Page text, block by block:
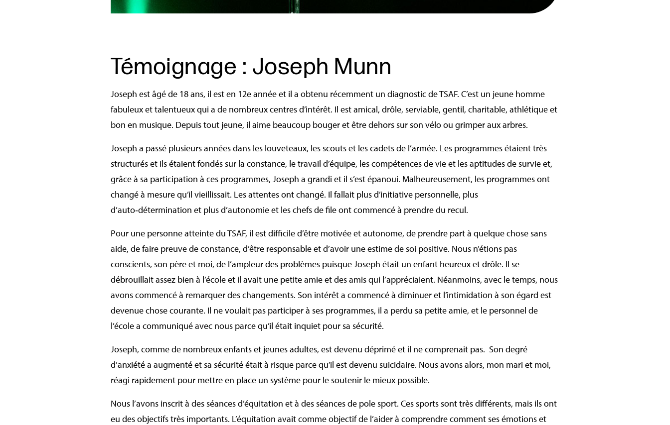
Témoignage : Joseph Munn
Joseph est âgé de 18 ans, il est en 12e année et il a obtenu récemment un diagnostic de TSAF. C’est un jeune homme
fabuleux et talentueux qui a de nombreux centres d’intérêt. Il est amical, drôle, serviable, gentil, charitable, athlétique et
bon en musique. Depuis tout jeune, il aime beaucoup bouger et être dehors sur son vélo ou grimper aux arbres.
Joseph a passé plusieurs années dans les louveteaux, les scouts et les cadets de l’armée. Les programmes étaient très
structurés et ils étaient fondés sur la constance, le travail d’équipe, les compétences de vie et les aptitudes de survie et,
grâce à sa participation à ces programmes, Joseph a grandi et il s’est épanoui. Malheureusement, les programmes ont
changé à mesure qu’il vieillissait. Les attentes ont changé. Il fallait plus d’initiative personnelle, plus
d’auto‑détermination et plus d’autonomie et les chefs de file ont commencé à prendre du recul.
Pour une personne atteinte du TSAF, il est difficile d’être motivée et autonome, de prendre part à quelque chose sans
aide, de faire preuve de constance, d’être responsable et d’avoir une estime de soi positive. Nous n’étions pas
conscients, son père et moi, de l’ampleur des problèmes puisque Joseph était un enfant heureux et drôle. Il se
débrouillait assez bien à l’école et il avait une petite amie et des amis qui l’appréciaient. Néanmoins, avec le temps, nous
avons commencé à remarquer des changements. Son intérêt a commencé à diminuer et l’intimidation à son égard est
devenue chose courante. Il ne voulait pas participer à ses programmes, il a perdu sa petite amie, et le personnel de
l’école a communiqué avec nous parce qu’il était inquiet pour sa sécurité.
Joseph, comme de nombreux enfants et jeunes adultes, est devenu déprimé et il ne comprenait pas. Son degré
d’anxiété a augmenté et sa sécurité était à risque parce qu’il est devenu suicidaire. Nous avons alors, mon mari et moi,
réagi rapidement pour mettre en place un système pour le soutenir le mieux possible.
Nous l’avons inscrit à des séances d’équitation et à des séances de pole sport. Ces sports sont très différents, mais ils ont
eu des objectifs très importants. L’équitation avait comme objectif de l’aider à comprendre comment ses émotions et